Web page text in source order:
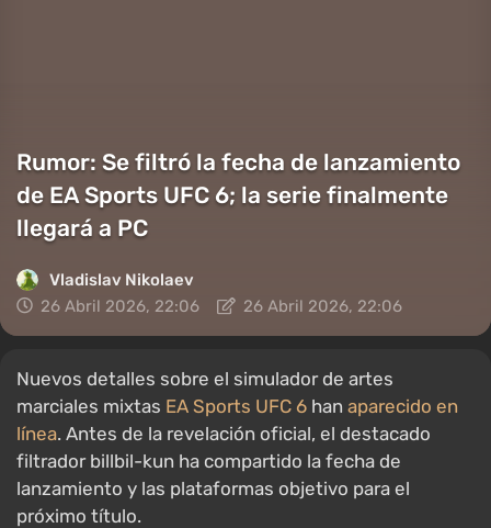
Rumor: Se filtró la fecha de lanzamiento
de EA Sports UFC 6; la serie finalmente
llegará a PC
Vladislav Nikolaev
26 Abril 2026, 22:06
26 Abril 2026, 22:06
Nuevos detalles sobre el simulador de artes
marciales mixtas EA Sports UFC 6 han aparecido en
línea. Antes de la revelación oficial, el destacado
filtrador billbil-kun ha compartido la fecha de
lanzamiento y las plataformas objetivo para el
próximo título.